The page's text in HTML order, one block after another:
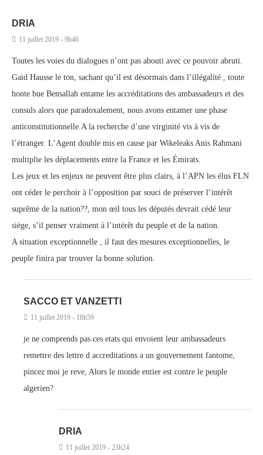
DRIA
11 juillet 2019 - 9h46
Toutes les voies du dialogues n’ont pas abouti avec ce pouvoir abruti.
Gaid Hausse le ton, sachant qu’il est désormais dans l’illégalité , toute
honte bue Bensallah entame les accréditations des ambassadeurs et des
consuls alors que paradoxalement, nous avons entamer une phase
anticonstitutionnelle.A la recherche d’une virginité vis à vis de
l’étranger. L’Agent double mis en cause par Wikeleaks Anis Rahmani
multiplie les déplacements entre la France et les Émirats.
Les jeux et les enjeux ne peuvent être plus clairs, à l’APN les élus FLN
ont céder le perchoir à l’opposition par souci de préserver l’intérêt
suprême de la nation??, mon œil tous les députés devrait cédé leur
siège, s’il penser vraiment à l’intérêt du peuple et de la nation.
A situation exceptionnelle , il faut des mesures exceptionnelles, le
peuple finira par trouver la bonne solution.
SACCO ET VANZETTI
11 juillet 2019 - 18h59
je ne comprends pas ces etats qui envoient leur ambassadeurs
remettre des lettre d accreditations a un gouvernement fantome,
pincez moi je reve, Alors le monde entier est contre le peuple
algerien?
DRIA
11 juillet 2019 - 23h24